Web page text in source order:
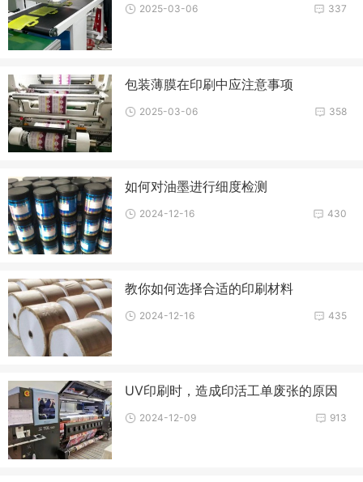
337
2025-03-06
包装薄膜在印刷中应注意事项
358
2025-03-06
如何对油墨进行细度检测
430
2024-12-16
教你如何选择合适的印刷材料
435
2024-12-16
UV印刷时，造成印活工单废张的原因
913
2024-12-09